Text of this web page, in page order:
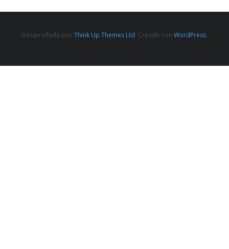
Desarrollado porThink Up Themes Ltd. Creado con WordPress.